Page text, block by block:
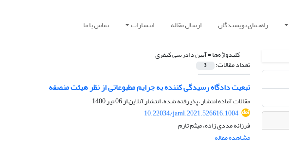
راهنمای نویسندگان ارسال مقاله انتشارات تماس با ما
کلیدواژه‌ها =آیین دادرسی کیفری
تعداد مقالات: 3
تبعیت دادگاه رسیدگی کننده به جرایم مطبوعاتی از نظر هیئت منصفه
مقالات آماده انتشار، پذیرفته شده، انتشار آنلاین از06 تیر 1400
10.22034/jaml.2021.526616.1004
فرزانه مددی زاده، میثم تارم
مشاهده مقاله